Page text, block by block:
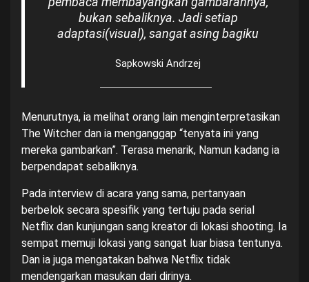
bukan sebaliknya. Jadi setiap
adaptasi(visual), sangat asing bagiku
Sapkowski Andrzej
Menurutnya, ia melihat orang lain menginterpretasikan
The Witcher dan ia menganggap “tenyata ini yang
mereka gambarkan”. Terasa menarik, Namun kadang ia
berpendapat sebaliknya.
Pada interview di acara yang sama, pertanyaan
berbelok secara spesifik yang tertuju pada serial
Netflix dan kunjungan sang kreator di lokasi shooting. Ia
sempat memuji lokasi yang sangat luar biasa tentunya.
Dan ia juga mengatakan bahwa Netflix tidak
mendengarkan masukan dari dirinya.